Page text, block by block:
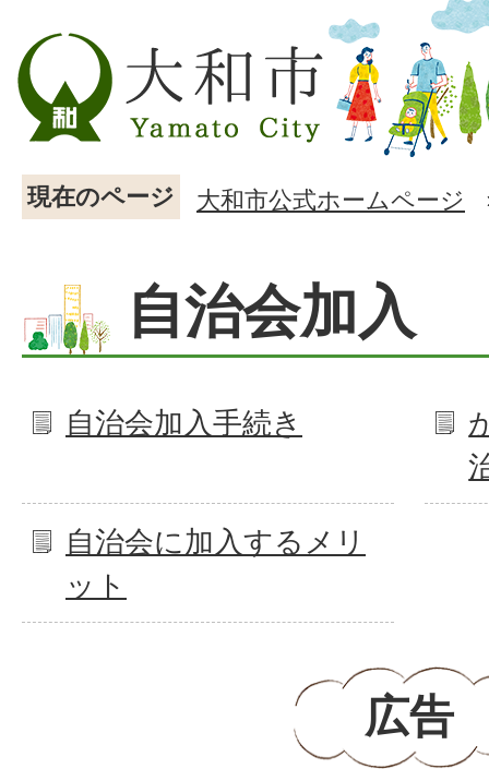
現在のページ 大和市公式ホームページ
自治会加入
自治会加入手続き
自治会に加入するメリ
ット
広告